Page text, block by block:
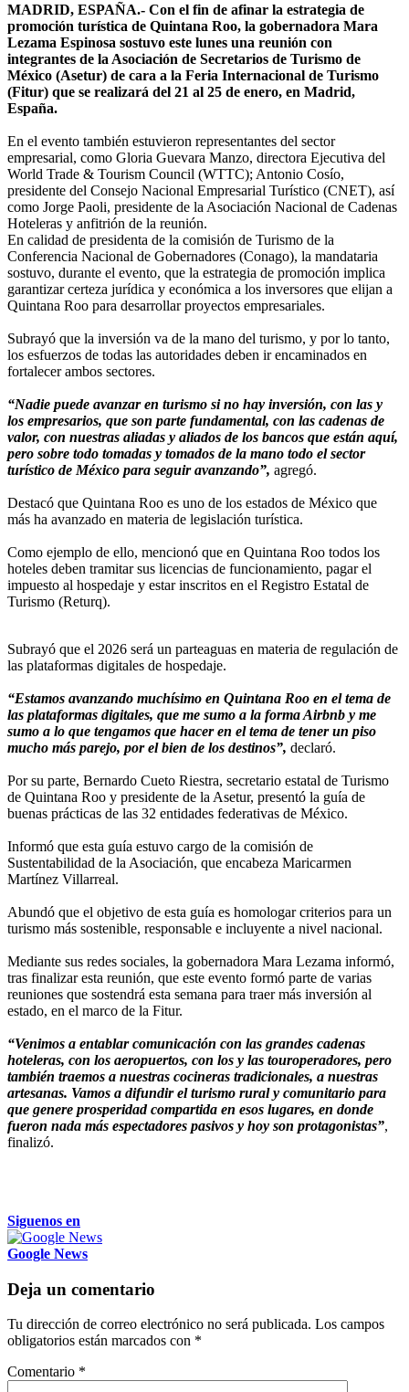
MADRID, ESPAÑA.- Con el fin de afinar la estrategia de
promoción turística de Quintana Roo, la gobernadora Mara
Lezama Espinosa sostuvo este lunes una reunión con
integrantes de la Asociación de Secretarios de Turismo de
México (Asetur) de cara a la Feria Internacional de Turismo
(Fitur) que se realizará del 21 al 25 de enero, en Madrid,
España.
En el evento también estuvieron representantes del sector
empresarial, como Gloria Guevara Manzo, directora Ejecutiva del
World Trade & Tourism Council (WTTC); Antonio Cosío,
presidente del Consejo Nacional Empresarial Turístico (CNET), así
como Jorge Paoli, presidente de la Asociación Nacional de Cadenas
Hoteleras y anfitrión de la reunión.
En calidad de presidenta de la comisión de Turismo de la
Conferencia Nacional de Gobernadores (Conago), la mandataria
sostuvo, durante el evento, que la estrategia de promoción implica
garantizar certeza jurídica y económica a los inversores que elijan a
Quintana Roo para desarrollar proyectos empresariales.
Subrayó que la inversión va de la mano del turismo, y por lo tanto,
los esfuerzos de todas las autoridades deben ir encaminados en
fortalecer ambos sectores.
“Nadie puede avanzar en turismo si no hay inversión, con las y
los empresarios, que son parte fundamental, con las cadenas de
valor, con nuestras aliadas y aliados de los bancos que están aquí,
pero sobre todo tomadas y tomados de la mano todo el sector
turístico de México para seguir avanzando”, agregó.
Destacó que Quintana Roo es uno de los estados de México que
más ha avanzado en materia de legislación turística.
Como ejemplo de ello, mencionó que en Quintana Roo todos los
hoteles deben tramitar sus licencias de funcionamiento, pagar el
impuesto al hospedaje y estar inscritos en el Registro Estatal de
Turismo (Returq).
Subrayó que el 2026 será un parteaguas en materia de regulación de
las plataformas digitales de hospedaje.
“Estamos avanzando muchísimo en Quintana Roo en el tema de
las plataformas digitales, que me sumo a la forma Airbnb y me
sumo a lo que tengamos que hacer en el tema de tener un piso
mucho más parejo, por el bien de los destinos”, declaró.
Por su parte, Bernardo Cueto Riestra, secretario estatal de Turismo
de Quintana Roo y presidente de la Asetur, presentó la guía de
buenas prácticas de las 32 entidades federativas de México.
Informó que esta guía estuvo cargo de la comisión de
Sustentabilidad de la Asociación, que encabeza Maricarmen
Martínez Villarreal.
Abundó que el objetivo de esta guía es homologar criterios para un
turismo más sostenible, responsable e incluyente a nivel nacional.
Mediante sus redes sociales, la gobernadora Mara Lezama informó,
tras finalizar esta reunión, que este evento formó parte de varias
reuniones que sostendrá esta semana para traer más inversión al
estado, en el marco de la Fitur.
“Venimos a entablar comunicación con las grandes cadenas
hoteleras, con los aeropuertos, con los y las touroperadores, pero
también traemos a nuestras cocineras tradicionales, a nuestras
artesanas. Vamos a difundir el turismo rural y comunitario para
que genere prosperidad compartida en esos lugares, en donde
fueron nada más espectadores pasivos y hoy son protagonistas”,
finalizó.
Siguenos en
Google News
Deja un comentario
Tu dirección de correo electrónico no será publicada. Los campos
obligatorios están marcados con *
Comentario *